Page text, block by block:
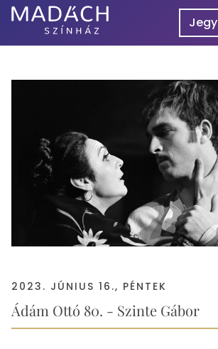
Madách
Műsor
Hírek
Előadások
Rólunk
Jegy
Belépés
EN
2023. JÚNIUS 16., PÉNTEK
Ádám Ottó 80. - Szinte Gábor